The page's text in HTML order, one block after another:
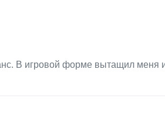
В игровой форме вытащил меня